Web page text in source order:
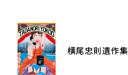
横尾忠則遺作集